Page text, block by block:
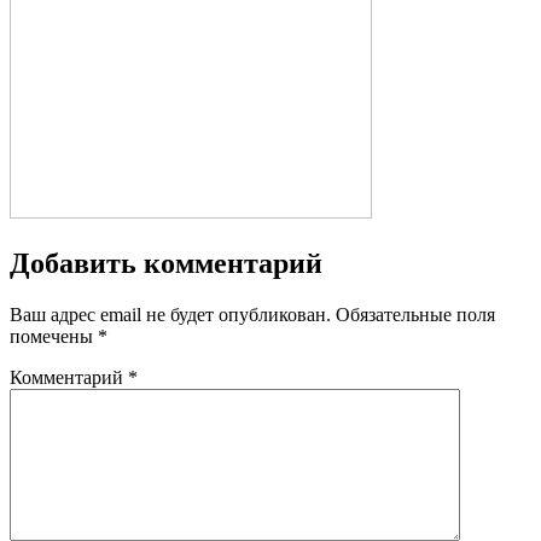
Добавить комментарий
Ваш адрес email не будет опубликован. Обязательные поля
помечены *
Комментарий *